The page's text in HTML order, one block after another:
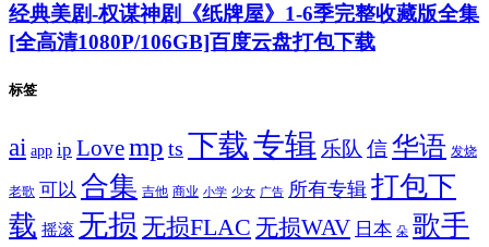
经典美剧-权谋神剧《纸牌屋》1-6季完整收藏版全集
[全高清1080P/106GB]百度云盘打包下载
标签
ai app ip Lovemp ts 下载专辑 乐队 信华语 发烧
老歌 可以 合集 吉他 商业 小学 少女 广告 所有专辑 打包下
载 摇滚 无损 无损FLAC 无损WAV 日本 朵 歌手